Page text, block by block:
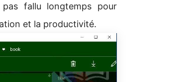
fallu longtemps pour
et la productivité.